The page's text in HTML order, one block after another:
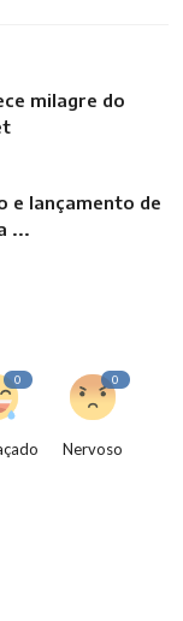
milagre do
e lançamento de
...
0 0
Nervoso